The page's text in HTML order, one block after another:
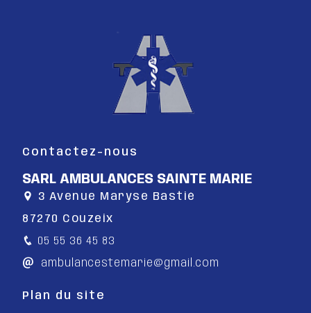
Contactez-nous
SARL AMBULANCES SAINTE MARIE
3 Avenue Maryse Bastié
87270 Couzeix
05 55 36 45 83
ambulancestemarie@gmail.com
Plan du site